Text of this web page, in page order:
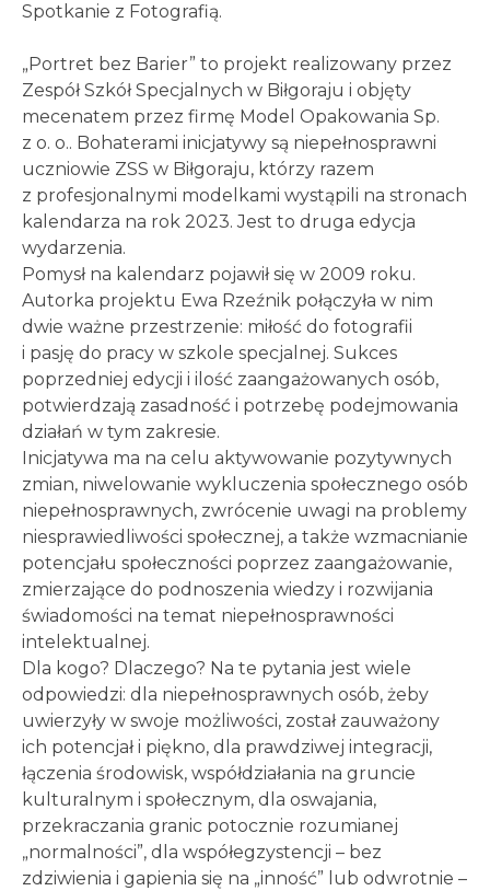
Spotkanie z Fotografią.
„Portret bez Barier” to projekt realizowany przez
Zespół Szkół Specjalnych w Biłgoraju i objęty
mecenatem przez firmę Model Opakowania Sp.
z o. o.. Bohaterami inicjatywy są niepełnosprawni
uczniowie ZSS w Biłgoraju, którzy razem
z profesjonalnymi modelkami wystąpili na stronach
kalendarza na rok 2023. Jest to druga edycja
wydarzenia.
Pomysł na kalendarz pojawił się w 2009 roku.
Autorka projektu Ewa Rzeźnik połączyła w nim
dwie ważne przestrzenie: miłość do fotografii
i pasję do pracy w szkole specjalnej. Sukces
poprzedniej edycji i ilość zaangażowanych osób,
potwierdzają zasadność i potrzebę podejmowania
działań w tym zakresie.
Inicjatywa ma na celu aktywowanie pozytywnych
zmian, niwelowanie wykluczenia społecznego osób
niepełnosprawnych, zwrócenie uwagi na problemy
niesprawiedliwości społecznej, a także wzmacnianie
potencjału społeczności poprzez zaangażowanie,
zmierzające do podnoszenia wiedzy i rozwijania
świadomości na temat niepełnosprawności
intelektualnej.
Dla kogo? Dlaczego? Na te pytania jest wiele
odpowiedzi: dla niepełnosprawnych osób, żeby
uwierzyły w swoje możliwości, został zauważony
ich potencjał i piękno, dla prawdziwej integracji,
łączenia środowisk, współdziałania na gruncie
kulturalnym i społecznym, dla oswajania,
przekraczania granic potocznie rozumianej
„normalności”, dla współegzystencji – bez
zdziwienia i gapienia się na „inność” lub odwrotnie –